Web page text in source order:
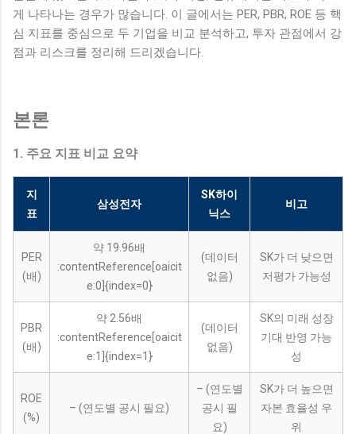
게 나타나는 경우가 많습니다. 이 글에서는 PER, PBR, ROE 등 핵
심 지표를 중심으로 두 기업을 비교 분석하고, 투자 관점에서 강
점과 리스크를 정리해 드리겠습니다.
본론
1. 주요 지표 비교 요약
지
표
삼성전자
SK하이
닉스
비고
PER
(배)
약 19.96배
:contentReference[oaicit
e:0]{index=0}
(데이터
없음)
SK가 더 낮으면
저평가 가능성
PBR
(배)
약 2.56배
:contentReference[oaicit
e:1]{index=1}
(데이터
없음)
SK의 미래 성장
기대 반영 가능
성
ROE
(%)
– (연도별 공시 필요)
– (연도별
공시 필
요)
SK가 더 높으면
자본 효율성 우
위